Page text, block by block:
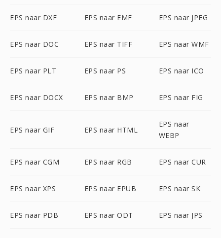
EPS naar DXF EPS naar EMF EPS naar JPEG
EPS naar DOC EPS naar TIFF EPS naar WMF
EPS naar PLT EPS naar PS EPS naar ICO
EPS naar DOCX EPS naar BMP EPS naar FIG
EPS naar GIF EPS naar HTML
EPS naar
WEBP
EPS naar CGM EPS naar RGB EPS naar CUR
EPS naar XPS EPS naar EPUB EPS naar SK
EPS naar PDB EPS naar ODT EPS naar JPS